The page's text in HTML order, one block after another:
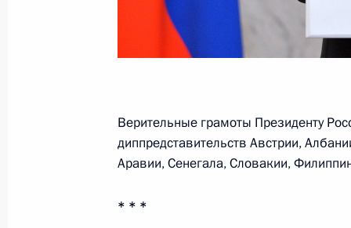
28 мая 2015 года, 15:40
1 октября 2013 года, 11:00
Верительные грамоты Президенту
диппредставительств Австрии,
Аравии, Сенегала, Словакии,
* * *